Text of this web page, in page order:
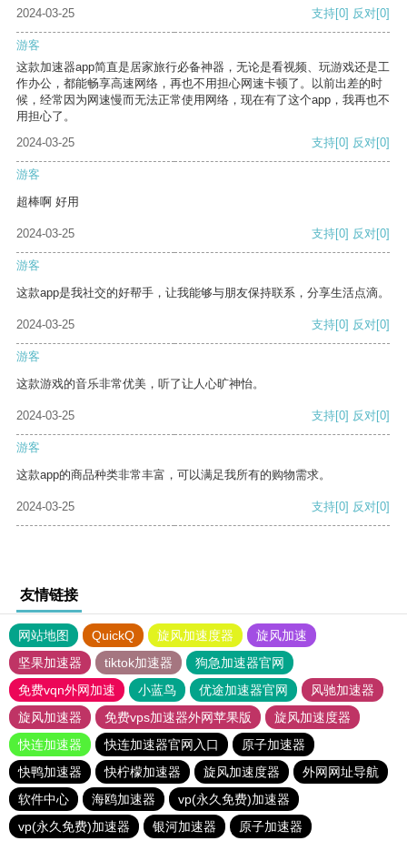
2024-03-25
支持[0] 反对[0]
游客
这款加速器app简直是居家旅行必备神器，无论是看视频、玩游戏还是工
作办公，都能畅享高速网络，再也不用担心网速卡顿了。以前出差的时
候，经常因为网速慢而无法正常使用网络，现在有了这个app，我再也不
用担心了。
2024-03-25
支持[0] 反对[0]
游客
超棒啊 好用
2024-03-25 支持[0] 反对[0]
游客
这款app是我社交的好帮手，让我能够与朋友保持联系，分享生活点滴。
2024-03-25 支持[0] 反对[0]
游客
这款游戏的音乐非常优美，听了让人心旷神怡。
2024-03-25 支持[0] 反对[0]
游客
这款app的商品种类非常丰富，可以满足我所有的购物需求。
2024-03-25 支持[0] 反对[0]
友情链接
网站地图 QuickQ 旋风加速度器
旋风加速
坚果加速器
tiktok加速器
狗急加速器官网
免费vqn外网加速
小蓝鸟 优途加速器官网
风驰加速器
旋风加速器
免费vps加速器外网苹果版
旋风加速度器
快连加速器
快连加速器官网入口
原子加速器
快鸭加速器
快柠檬加速器 旋风加速度器
外网网址导航
软件中心
海鸥加速器
vp(永久免费)加速器
vp(永久免费)加速器
银河加速器 原子加速器